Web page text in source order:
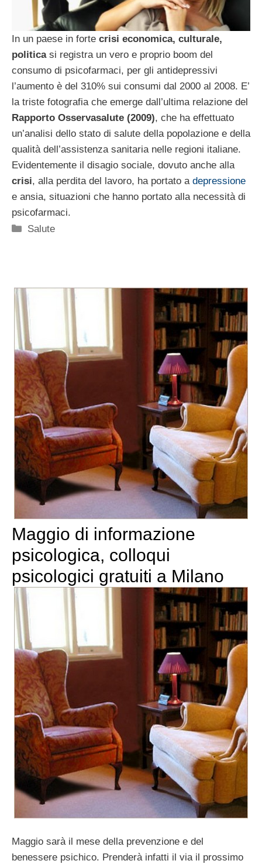
In un paese in forte crisi economica, culturale,
politicasi registra un vero e proprio boom del
consumo di psicofarmaci, per gli antidepressivi
l’aumento è del 310% sui consumi dal 2000 al 2008. E’
la triste fotografia che emerge dall’ultima relazione del
Rapporto Osservasalute (2009), che ha effettuato
un’analisi dello stato di salute della popolazione e della
qualità dell’assistenza sanitaria nelle regioni italiane.
Evidentemente il disagio sociale, dovuto anche alla
crisi, alla perdita del lavoro, ha portato a depressione
e ansia, situazioni che hanno portato alla necessità di
psicofarmaci.
Categorie
Salute
Maggio di informazione
psicologica, colloqui
psicologici gratuiti a Milano
Maggio sarà il mese della prevenzione e del
benessere psichico. Prenderà infatti il via il prossimo